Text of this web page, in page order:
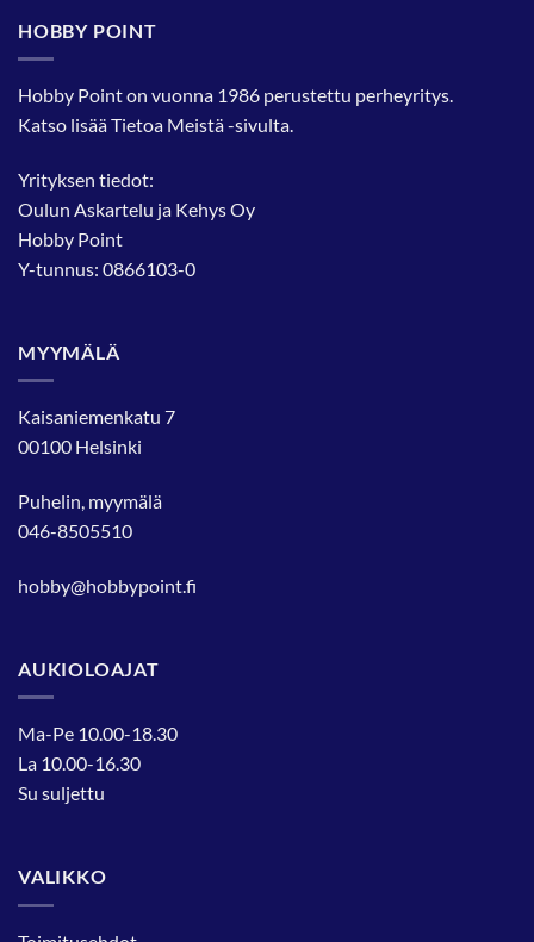
HOBBY POINT
Hobby Point on vuonna 1986 perustettu perheyritys.
Katso lisääTietoa Meistä-sivulta.
Yrityksen tiedot:
Oulun Askartelu ja Kehys Oy
Hobby Point
Y-tunnus: 0866103-0
MYYMÄLÄ
Kaisaniemenkatu 7
00100 Helsinki
Puhelin, myymälä
046-8505510
hobby@hobbypoint.fi
AUKIOLOAJAT
Ma-Pe 10.00-18.30
La 10.00-16.30
Su suljettu
VALIKKO